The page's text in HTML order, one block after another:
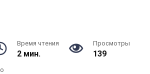
Время чтения
2 мин.
Просмотры
139